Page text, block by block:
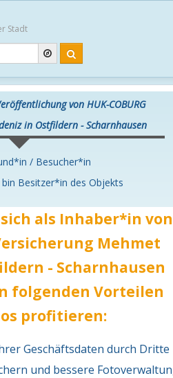
Stadt
von HUK-COBURG
in Ostfildern - Scharnhausen
/ Besucher*in
Besitzer*in des Objekts
als Inhaber*in von
Mehmet
- Scharnhausen
folgenden Vorteilen
profitieren:
Geschäftsdaten durch Dritte
und bessere